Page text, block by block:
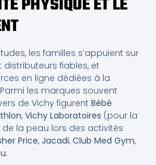
les familles s’appuient sur
fiables, et
en ligne dédiées à la
les marques souvent
de Vichy figurent Bébé
, Vichy Laboratoires (pour la
la peau lors des activités
Price, Jacadi, Club Med Gym,
.